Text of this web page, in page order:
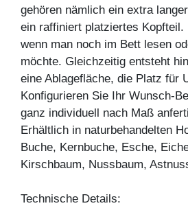
gehören nämlich ein extra
ein raffiniert platziertes Kopfteil.
wenn man noch im Bett lesen
möchte. Gleichzeitig entsteht
eine Ablagefläche, die Platz für
Konfigurieren Sie Ihr Wunsch-
ganz individuell nach Maß
Erhältlich in naturbehandelten
Buche, Kernbuche, Esche,
Kirschbaum, Nussbaum,
Technische Details: